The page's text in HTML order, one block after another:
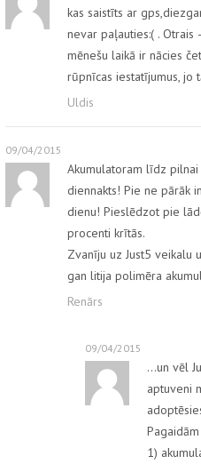
kas saistīts ar
nevar paļauties:( . Otrais
mēnešu laikā ir nācies
rūpnīcas iestatījumus, jo
Uldis
09/04/2015
Akumulatoram līdz
diennakts! Pie ne pārāk
dienu! Pieslēdzot pie
procenti krītās.
Zvanīju uz Just5 veikalu
gan litija polimēra
Renārs
09/04/2015
…un vēl
aptuveni
1)